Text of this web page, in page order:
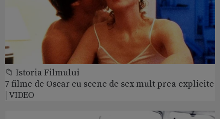
📁 Istoria Filmului
7 filme de Oscar cu scene de sex mult prea explicite
| VIDEO